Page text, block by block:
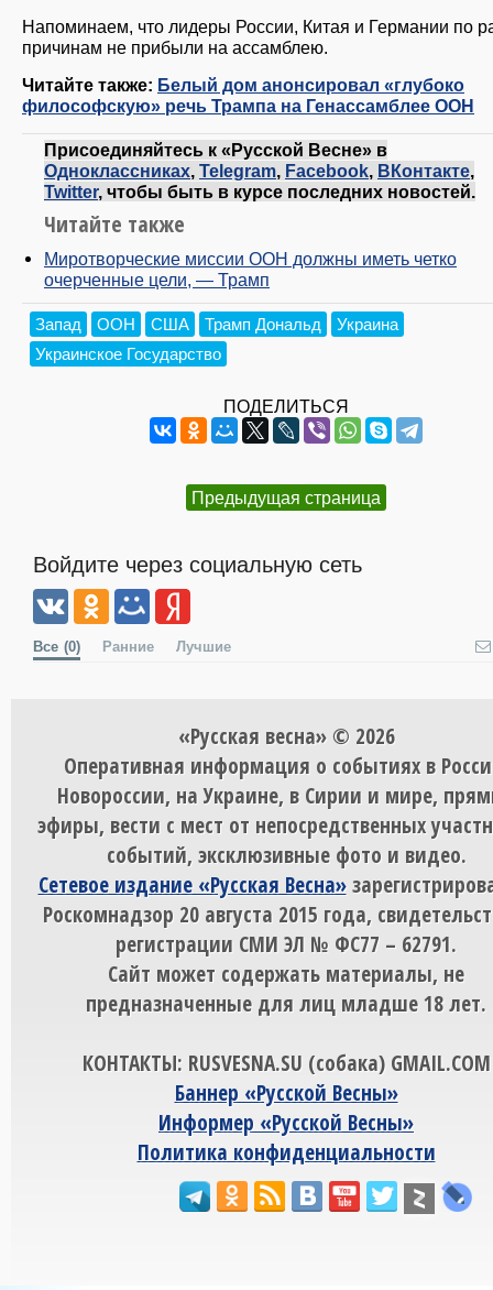
Напоминаем, что лидеры России, Китая и Германии по
причинам не прибыли на ассамблею.
Читайте также: Белый дом анонсировал «глубоко
философскую» речь Трампа на Генассамблее ООН
Присоединяйтесь к «Русской Весне» в
Одноклассниках, Telegram, Facebook, ВКонтакте,
Twitter, чтобы быть в курсе последних новостей.
Читайте также
Миротворческие миссии ООН должны иметь четко
очерченные цели, — Трамп
Запад ООН США Трамп Дональд
Украина
Украинское Государство
ПОДЕЛИТЬСЯ
Предыдущая страница
Войдите через социальную сеть
Все (0) Ранние Лучшие
«Русская весна» © 2026
Оперативная информация о событиях в
Новороссии, на Украине, в Сирии и мире,
эфиры, вести с мест от непосредственных
событий, эксклюзивные фото и видео.
Сетевое издание «Русская Весна»
Роскомнадзор 20 августа 2015 года,
регистрации СМИ ЭЛ № ФС77 – 62791.
Сайт может содержать материалы, не
предназначенные для лиц младше 18 лет.
КОНТАКТЫ: RUSVESNA.SU (собака) GMAIL.COM
Баннер «Русской Весны»
Информер «Русской Весны»
Политика конфиденциальности